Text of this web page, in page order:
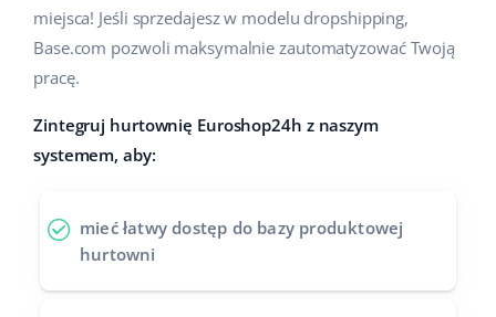
Ekosystem
Super Merchant
Responso
Base Connect
Konfiguracja konta
Inne
Kalkulator korzyści
español (MX)
Français
Italiano
português (BR)
română
miejsca! Jeśli sprzedajesz w modelu dropshipping,
Base.com pozwoli maksymalnie zautomatyzować Twoją
pracę.
Zintegruj hurtownię Euroshop24h z naszym
systemem, aby:
mieć łatwy dostęp do bazy produktowej
hurtowni